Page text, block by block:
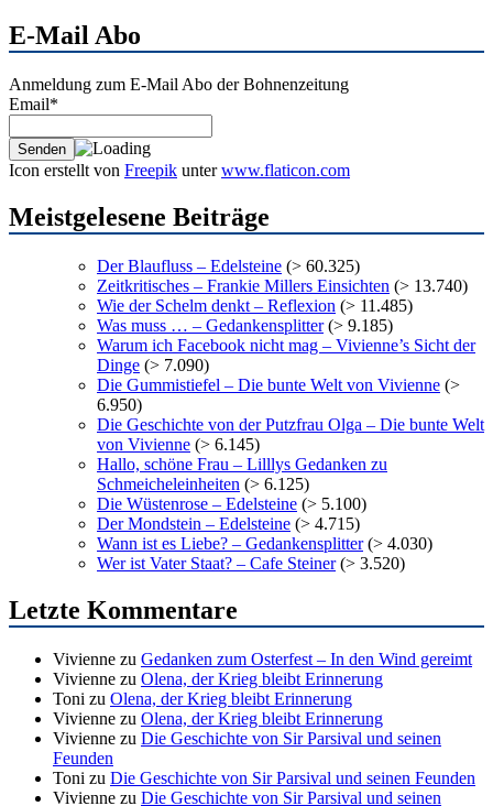
E-Mail Abo
Anmeldung zum E-Mail Abo der Bohnenzeitung
Email*
Icon erstellt von Freepik unterwww.flaticon.com
Meistgelesene Beiträge
Der Blaufluss – Edelsteine (> 60.325)
Zeitkritisches – Frankie Millers Einsichten (> 13.740)
Wie der Schelm denkt – Reflexion (> 11.485)
Was muss … – Gedankensplitter(> 9.185)
Warum ich Facebook nicht mag – Vivienne’s Sicht der
Dinge (> 7.090)
Die Gummistiefel – Die bunte Welt von Vivienne (>
6.950)
Die Geschichte von der Putzfrau Olga – Die bunte Welt
von Vivienne (> 6.145)
Hallo, schöne Frau – Lilllys Gedanken zu
Schmeicheleinheiten (> 6.125)
Die Wüstenrose – Edelsteine (> 5.100)
Der Mondstein – Edelsteine (> 4.715)
Wann ist es Liebe? – Gedankensplitter(> 4.030)
Wer ist Vater Staat? – Cafe Steiner(> 3.520)
Letzte Kommentare
Vivienne zu Gedanken zum Osterfest – In den Wind gereimt
Vivienne zu Olena, der Krieg bleibt Erinnerung
Toni zu Olena, der Krieg bleibt Erinnerung
Vivienne zu Olena, der Krieg bleibt Erinnerung
Vivienne zu Die Geschichte von Sir Parsival und seinen
Feunden
Toni zu Die Geschichte von Sir Parsival und seinen Feunden
Vivienne zu Die Geschichte von Sir Parsival und seinen